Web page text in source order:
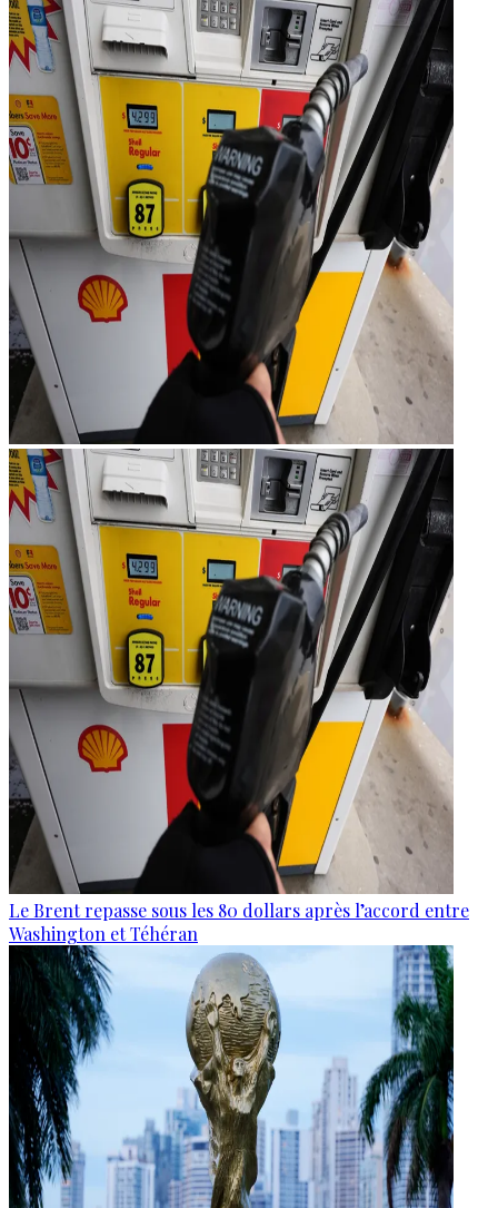
Le Brent repasse sous les 80 dollars après l’accord entre
Washington et Téhéran